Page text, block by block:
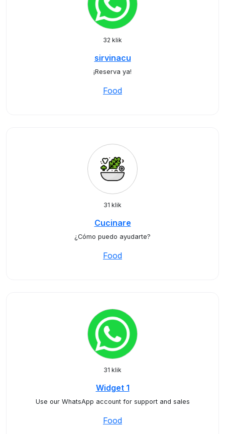
32 klik
sirvinacu
¡Reserva ya!
Food
31 klik
Cucinare
¿Cómo puedo ayudarte?
Food
31 klik
Widget 1
Use our WhatsApp account for support and sales
Food